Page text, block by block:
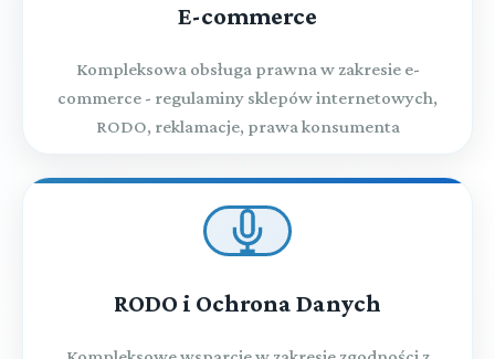
E-commerce
Kompleksowa obsługa prawna w zakresie e-
commerce - regulaminy sklepów internetowych,
RODO, reklamacje, prawa konsumenta
RODO i Ochrona Danych